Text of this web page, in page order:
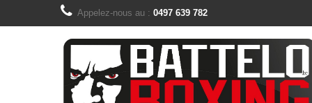
Appelez-nous au : 0497 639 782